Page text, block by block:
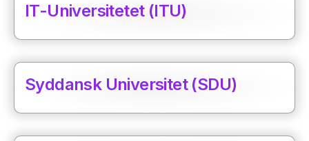
IT-Universitetet (ITU)
Syddansk Universitet (SDU)